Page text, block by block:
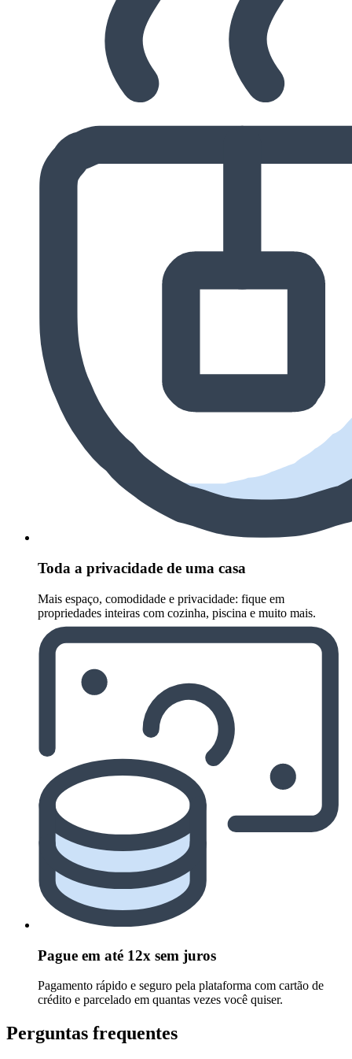
Toda a privacidade de uma casa
Mais espaço, comodidade e privacidade: fique em
propriedades inteiras com cozinha, piscina e muito mais.
Pague em até 12x sem juros
Pagamento rápido e seguro pela plataforma com cartão de
crédito e parcelado em quantas vezes você quiser.
Perguntas frequentes